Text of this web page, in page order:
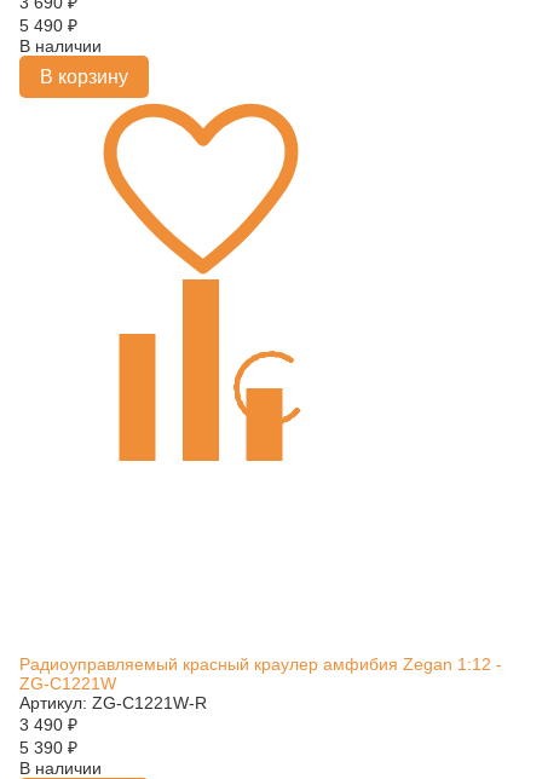
5 490 ₽
В наличии
В корзину
Радиоуправляемый красный краулер амфибия Zegan 1:12 -
ZG-C1221W
Артикул: ZG-C1221W-R
3 490 ₽
5 390 ₽
В наличии